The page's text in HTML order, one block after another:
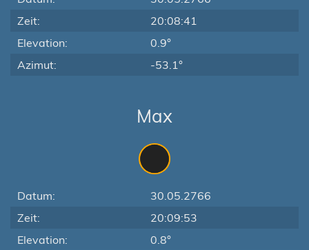
Zeit:
20:08:41
Elevation:
0.9°
Azimut:
-53.1°
Max
Datum:
30.05.2766
Zeit:
20:09:53
Elevation:
0.8°